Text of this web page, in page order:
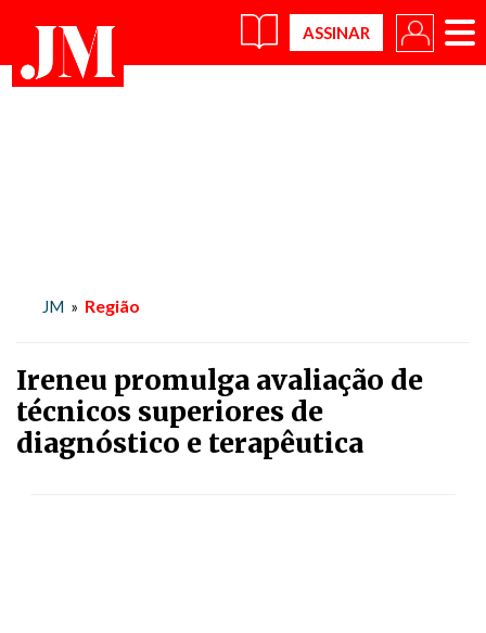
×
JM » Região
Ireneu promulga avaliação de
técnicos superiores de
diagnóstico e terapêutica